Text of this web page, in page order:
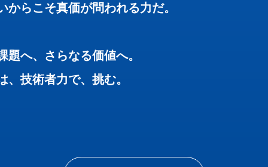
からこそ真価が問われる力だ。
題へ、さらなる価値へ。
、技術者力で、挑む。